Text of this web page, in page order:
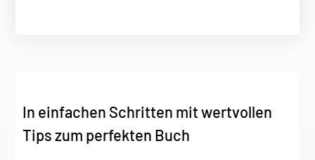
In einfachen Schritten mit wertvollen
Tips zum perfekten Buch